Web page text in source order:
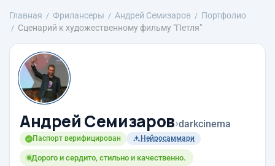
Главная Фрилансеры Андрей Семизаров
Портфолио
Сценарий к художественному фильму "Петля"
Андрей Семизаров›darkcinema
Паспорт верифицирован Нейросаммари
Дорого и сердито, стильно и качественно.